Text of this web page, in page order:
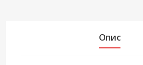
Опис